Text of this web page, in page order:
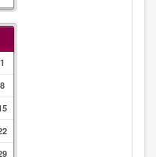
1
8